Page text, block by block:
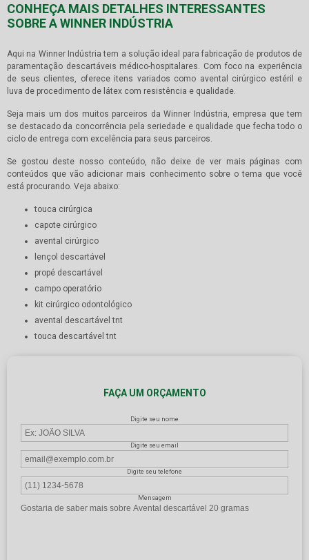
CONHEÇA MAIS DETALHES INTERESSANTES
SOBRE A WINNER INDÚSTRIA
Aqui na Winner Indústria tem a solução ideal para fabricação de produtos de
paramentação descartáveis médico-hospitalares. Com foco na experiência
de seus clientes, oferece itens variados como avental cirúrgico estéril e
luva de procedimento de látex com resistência e qualidade.
Seja mais um dos muitos parceiros da Winner Indústria, empresa que tem
se destacado da concorrência pela seriedade e qualidade que fecha todo o
ciclo de entrega com excelência para seus parceiros.
Se gostou deste nosso conteúdo, não deixe de ver mais páginas com
conteúdos que vão adicionar mais conhecimento sobre o tema que você
está procurando. Veja abaixo:
touca cirúrgica
capote cirúrgico
avental cirúrgico
lençol descartável
propé descartável
campo operatório
kit cirúrgico odontológico
avental descartável tnt
touca descartável tnt
FAÇA UM ORÇAMENTO
Digite seu nome
Digite seu email
Digite seu telefone
Mensagem